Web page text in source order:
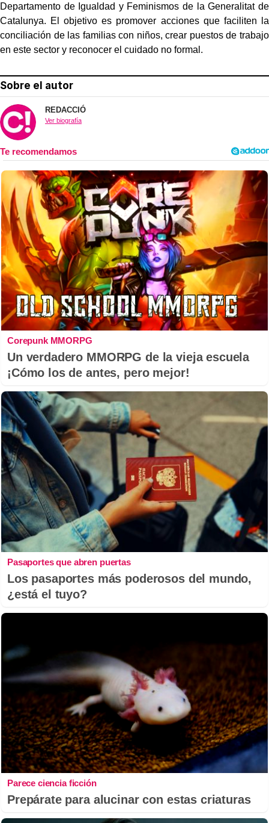
Departamento de Igualdad y Feminismos de la Generalitat de
Catalunya. El objetivo es promover acciones que faciliten la
conciliación de las familias con niños, crear puestos de trabajo
en este sector y reconocer el cuidado no formal.
Sobre el autor
REDACCIÓ
Ver biografía
Corepunk MMORPG
Un verdadero MMORPG de la vieja escuela
¡Cómo los de antes, pero mejor!
Pasaportes que abren puertas
Los pasaportes más poderosos del mundo,
¿está el tuyo?
Parece ciencia ficción
Prepárate para alucinar con estas criaturas